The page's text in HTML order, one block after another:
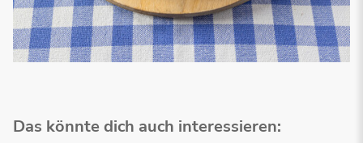
Das könnte dich auch interessieren: